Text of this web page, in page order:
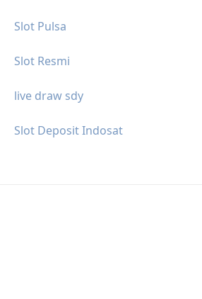
Slot Pulsa
Slot Resmi
live draw sdy
Slot Deposit Indosat